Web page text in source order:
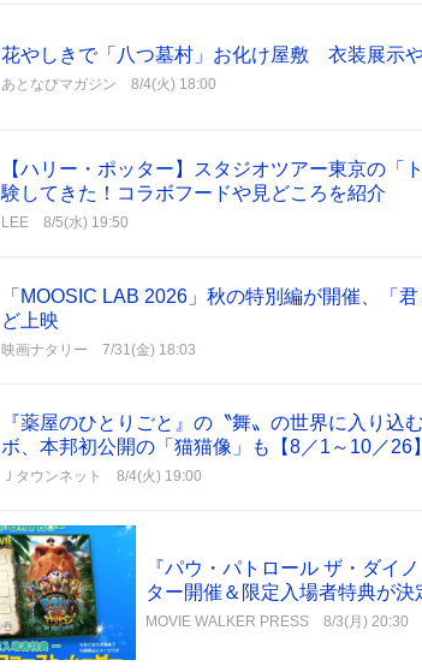
花やしきで「八つ墓村」お化け屋敷 衣装展示
あとなびマガジン 8/4(火) 18:00
【ハリー・ポッター】スタジオツアー東京の「
験してきた！コラボフードや見どころを紹介
LEE 8/5(水) 19:50
「MOOSIC LAB 2026」秋の特別編が開催、「
ど上映
映画ナタリー 7/31(金) 18:03
『薬屋のひとりごと』の〝舞〟の世界に入り
ボ、本邦初公開の「猫猫像」も【8／1～10／26】
Ｊタウンネット 8/4(火) 19:00
『パウ・パトロール ザ・ダイ
ター開催＆限定入場者特典が
MOVIE WALKER PRESS 8/3(月) 20:30